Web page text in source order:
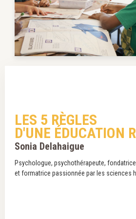
LES 5 RÈGLES
D'UNE ÉDUCATION
Sonia Delahaigue
Psychologue, psychothérapeute,
et formatrice passionnée par les sciences